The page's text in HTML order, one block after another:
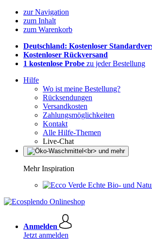
zur Navigation
zum Inhalt
zum Warenkorb
Deutschland: Kostenloser
Kostenloser Rückversand
1 kostenlose Probe zu jeder Bestellung
Hilfe
Wo ist meine Bestellung?
Rücksendungen
Versandkosten
Zahlungsmöglichkeiten
Kontakt
Alle Hilfe-Themen
Live-Chat
Mehr Inspiration
Echte Bio- und
Anmelden
Jetzt anmelden